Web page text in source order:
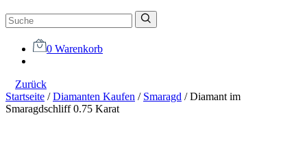
0 Warenkorb
Zurück
Startseite /Diamanten Kaufen / Smaragd /Diamant im
Smaragdschliff 0.75 Karat